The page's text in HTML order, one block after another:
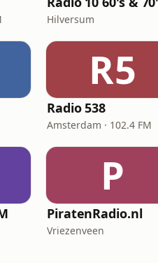
Hilversum
R5
Radio 538
Amsterdam · 102.4 FM
P
PiratenRadio.nl
Vriezenveen